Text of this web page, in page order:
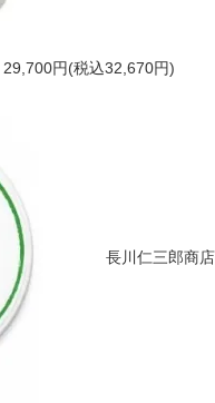
29,700円(税込32,670円)
長川仁三郎商店